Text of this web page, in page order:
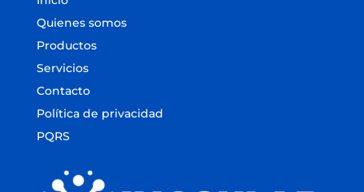
Quienes somos
Productos
Servicios
Contacto
Política de privacidad
PQRS